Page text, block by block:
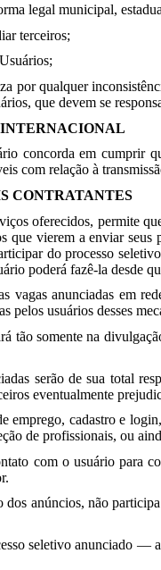
legal municipal,
terceiros;
por qualquer
que devem se
INTERNACIONAL
concorda em cumprir
com relação à
CONTRATANTES
oferecidos, permite
que vierem a enviar
do processo
poderá fazê-la desde
anunciadas em
pelos usuários desses
tão somente na
serão de sua total
eventualmente
cadastro e
de profissionais, ou
com o usuário para
anúncios, não
seletivo anunciado —